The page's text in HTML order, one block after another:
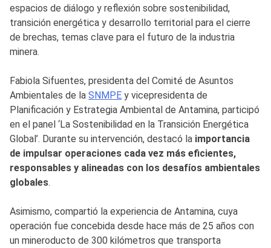
espacios de diálogo y reflexión sobre sostenibilidad,
transición energética y desarrollo territorial para el cierre
de brechas, temas clave para el futuro de la industria
minera.
Fabiola Sifuentes, presidenta del Comité de Asuntos
Ambientales de la SNMPE y vicepresidenta de
Planificación y Estrategia Ambiental de Antamina, participó
en el panel ‘La Sostenibilidad en la Transición Energética
Global’. Durante su intervención, destacó la importancia
de impulsar operaciones cada vez más eficientes,
responsables y alineadas con los desafíos ambientales
globales.
Asimismo, compartió la experiencia de Antamina, cuya
operación fue concebida desde hace más de 25 años con
un mineroducto de 300 kilómetros que transporta